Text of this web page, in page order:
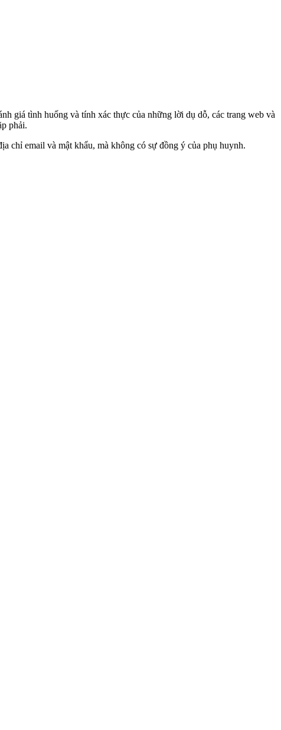
giá tình huống và tính xác thực của những lời dụ dỗ, các trang web và
phải.
chỉ email và mật khẩu, mà không có sự đồng ý của phụ huynh.